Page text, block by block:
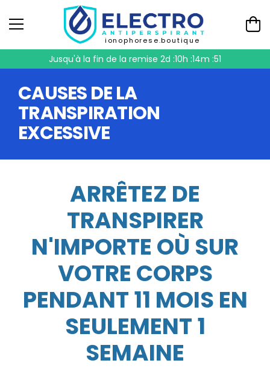
ionophorese.boutique
Jusqu'à la fin de la remise 2d :10h :14m :51
CAUSES DE LA
TRANSPIRATION
EXCESSIVE
ARRÊTEZ DE
TRANSPIRER
N'IMPORTE OÙ SUR
VOTRE CORPS
PENDANT 11 MOIS EN
SEULEMENT 1
SEMAINE